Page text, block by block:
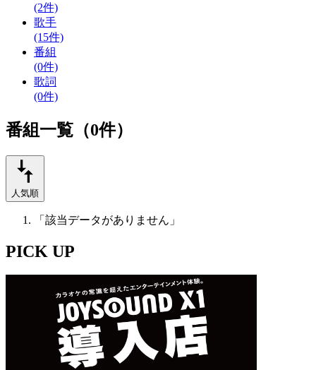
(2件)
歌手
(15件)
番組
(0件)
歌詞
(0件)
番組一覧（0件）
人気順
「該当データがありません」
PICK UP